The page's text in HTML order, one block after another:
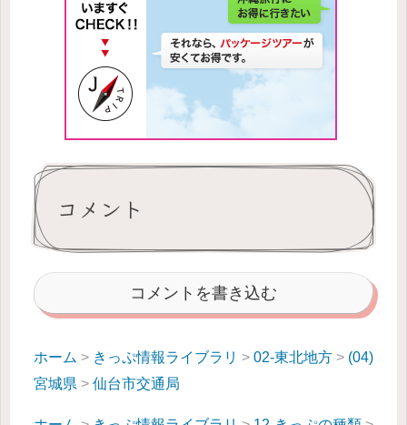
コメント
コメントを書き込む
ホーム > きっぷ情報ライブラリ > 02-東北地方 > (04)
宮城県 > 仙台市交通局